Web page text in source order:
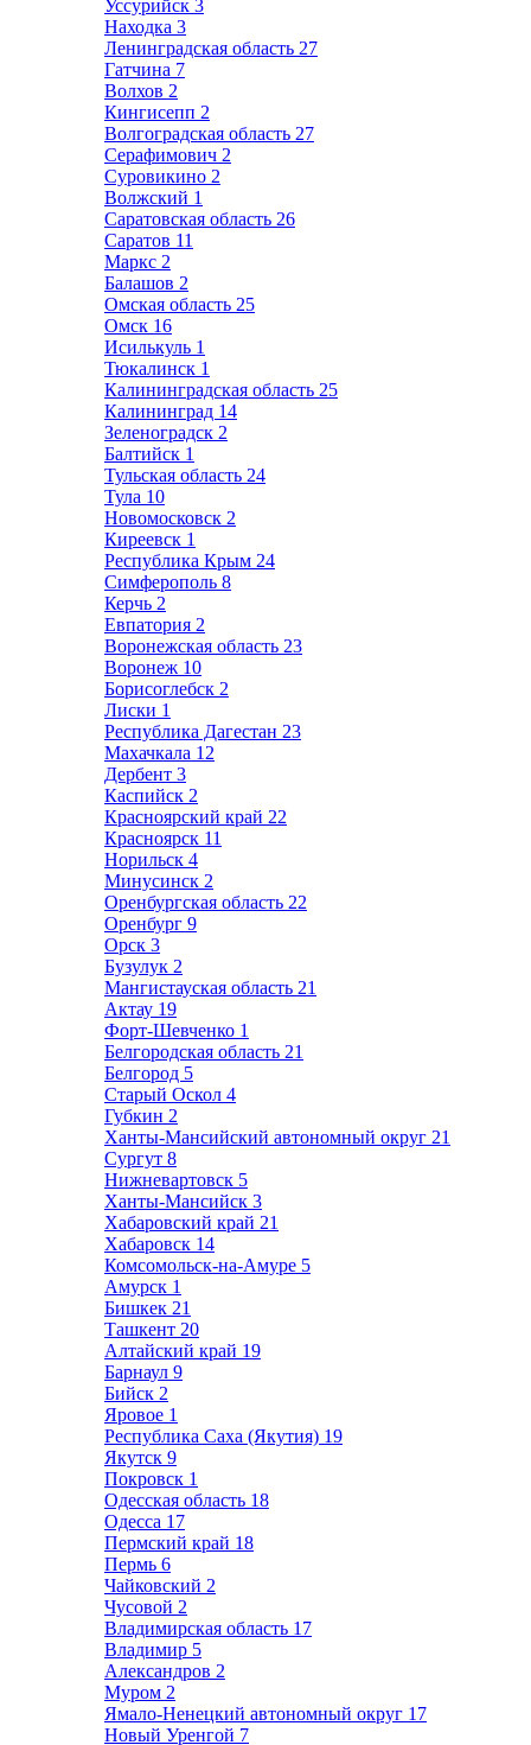
Уссурийск 3
Находка 3
Ленинградская область 27
Гатчина 7
Волхов 2
Кингисепп 2
Волгоградская область 27
Серафимович 2
Суровикино 2
Волжский 1
Саратовская область 26
Саратов 11
Маркс 2
Балашов 2
Омская область 25
Омск 16
Исилькуль 1
Тюкалинск 1
Калининградская область 25
Калининград 14
Зеленоградск 2
Балтийск 1
Тульская область 24
Тула 10
Новомосковск 2
Киреевск 1
Республика Крым 24
Симферополь 8
Керчь 2
Евпатория 2
Воронежская область 23
Воронеж 10
Борисоглебск 2
Лиски 1
Республика Дагестан 23
Махачкала 12
Дербент 3
Каспийск 2
Красноярский край 22
Красноярск 11
Норильск 4
Минусинск 2
Оренбургская область 22
Оренбург 9
Орск 3
Бузулук 2
Мангистауская область 21
Актау 19
Форт-Шевченко 1
Белгородская область 21
Белгород 5
Старый Оскол 4
Губкин 2
Ханты-Мансийский автономный округ 21
Сургут 8
Нижневартовск 5
Ханты-Мансийск 3
Хабаровский край 21
Хабаровск 14
Комсомольск-на-Амуре 5
Амурск 1
Бишкек 21
Ташкент 20
Алтайский край 19
Барнаул 9
Бийск 2
Яровое 1
Республика Саха (Якутия) 19
Якутск 9
Покровск 1
Одесская область 18
Одесса 17
Пермский край 18
Пермь 6
Чайковский 2
Чусовой 2
Владимирская область 17
Владимир 5
Александров 2
Муром 2
Ямало-Ненецкий автономный округ 17
Новый Уренгой 7